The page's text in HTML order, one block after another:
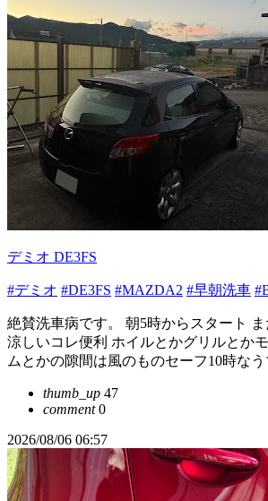
デミオ DE3FS
#デミオ #DE3FS #MAZDA2 #早朝洗車
絶賛洗車病です。 朝5時からスタート
涼しいコレ便利 ホイルとかグリルとか
ムとかの隙間は風のものセーフ10時なう
thumb_up 47
comment0
2026/08/06 06:57